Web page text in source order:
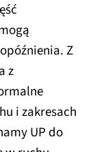
Z
z
i zakresach
UP do